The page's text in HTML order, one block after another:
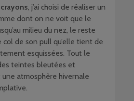
, j’ai choisi de réaliser un
dont on ne voit que le
milieu du nez, le reste
col de son pull qu’elle tient de
esquissées. Tout le
teintes bleutées et
atmosphère hivernale